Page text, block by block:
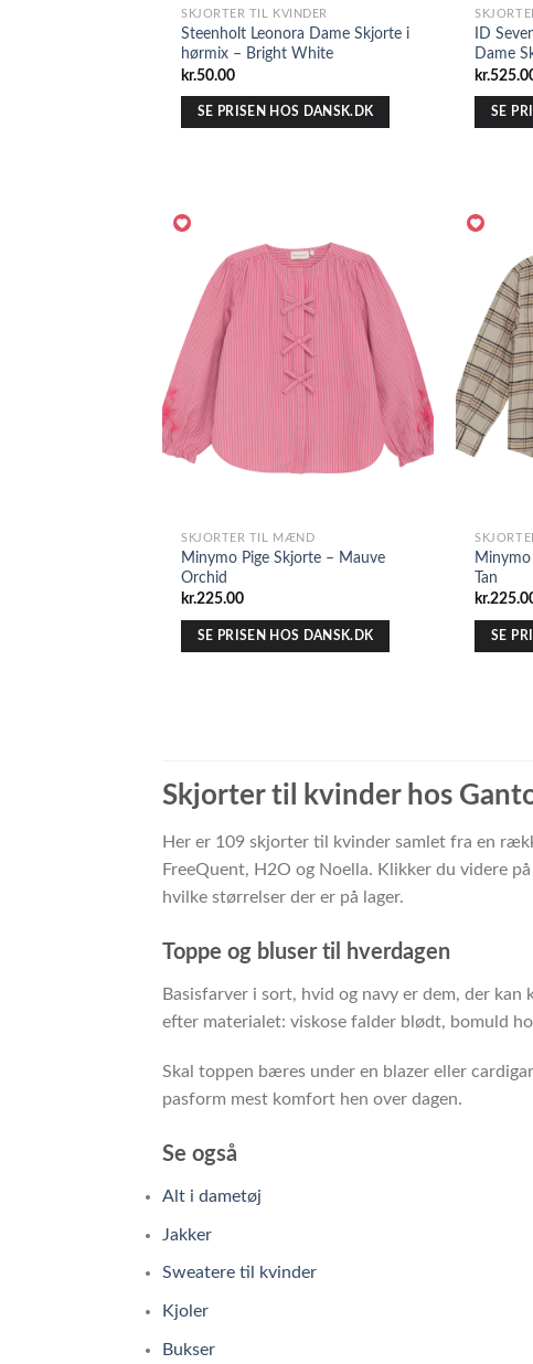
SKJORTER TIL KVINDER
Steenholt Leonora Dame Skjorte i
hørmix – Bright White
kr.50.00
SE PRISEN HOS DANSK.DK
ID
Dame
kr.
SE
SKJORTER TIL MÆND
Minymo Pige Skjorte – Mauve
Orchid
kr.225.00
SE PRISEN HOS DANSK.DK
Tan
kr.
SE
Skjorter til kvinder hos
Her er 109 skjorter til kvinder samlet fra en
FreeQuent, H2O og Noella. Klikker du videre
hvilke størrelser der er på lager.
Toppe og bluser til hverdagen
Basisfarver i sort, hvid og navy er dem, der
efter materialet: viskose falder blødt, bomuld
Skal toppen bæres under en blazer eller
pasform mest komfort hen over dagen.
Se også
Alt i dametøj
Jakker
Sweatere til kvinder
Kjoler
Bukser